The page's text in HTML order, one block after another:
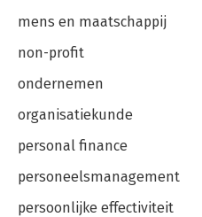
mens en maatschappij
non-profit
ondernemen
organisatiekunde
personal finance
personeelsmanagement
persoonlijke effectiviteit